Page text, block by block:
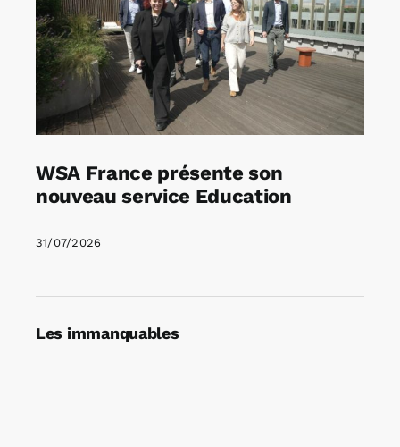
WSA France présente son
nouveau service Education
31/07/2026
Les immanquables